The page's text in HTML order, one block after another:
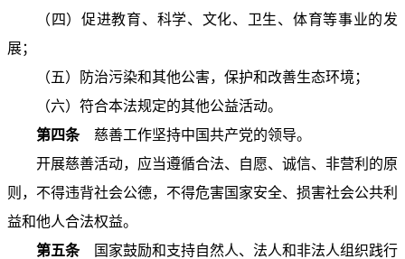
（四）促进教育、科学、文化、卫生、体育等事业的发
展；
（五）防治污染和其他公害，保护和改善生态环境；
（六）符合本法规定的其他公益活动。
第四条慈善工作坚持中国共产党的领导。
开展慈善活动，应当遵循合法、自愿、诚信、非营利的原
则，不得违背社会公德，不得危害国家安全、损害社会公共利
益和他人合法权益。
第五条国家鼓励和支持自然人、法人和非法人组织践行